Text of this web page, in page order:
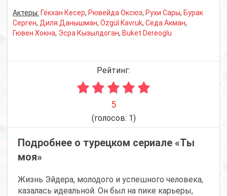
Актеры: Гёкхан Кесер, Рювейда Оксюз, Рухи Сары, Бурак
Серген, Диля Данышман, Özgül Kavruk, Седа Акман,
Гювен Хокна, Эсра Кызылдоган, Buket Dereoglu
Рейтинг:
5
(голосов: 1)
Подробнее о турецком сериале «Ты
моя»
Жизнь Эйдера, молодого и успешного человека,
казалась идеальной. Он был на пике карьеры,